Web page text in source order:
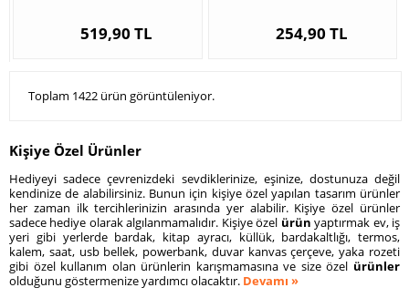
519,90 TL 254,90 TL
Toplam 1422 ürün görüntüleniyor.
Kişiye Özel Ürünler
Hediyeyi sadece çevrenizdeki sevdiklerinize, eşinize, dostunuza değil
kendinize de alabilirsiniz. Bunun için kişiye özel yapılan tasarım ürünler
her zaman ilk tercihlerinizin arasında yer alabilir. Kişiye özel ürünler
sadece hediye olarak algılanmamalıdır. Kişiye özel ürün yaptırmak ev, iş
yeri gibi yerlerde bardak, kitap ayracı, küllük, bardakaltlığı, termos,
kalem, saat, usb bellek, powerbank, duvar kanvas çerçeve, yaka rozeti
gibi özel kullanım olan ürünlerin karışmamasına ve size özel ürünler
olduğunu göstermenize yardımcı olacaktır. Devamı »